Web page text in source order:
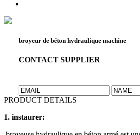
broyeur de béton hydraulique machine
CONTACT SUPPLIER
PRODUCT DETAILS
1. instaurer: